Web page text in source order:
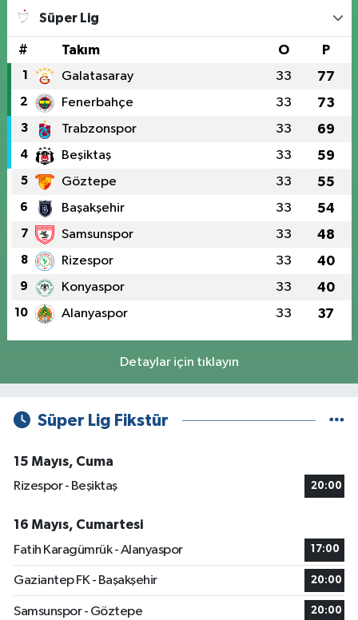
Süper Lig
# Takım O P
1 Galatasaray 33 77
2 Fenerbahçe 33 73
3 Trabzonspor 33 69
4 Beşiktaş 33 59
5 Göztepe 33 55
6 Başakşehir 33 54
7 Samsunspor 33 48
8 Rizespor 33 40
9 Konyaspor 33 40
10 Alanyaspor 33 37
Detaylar için tıklayın
Süper Lig Fikstür
15 Mayıs, Cuma
Rizespor - Beşiktaş
20:00
16 Mayıs, Cumartesi
Fatih Karagümrük - Alanyaspor
17:00
Gaziantep FK - Başakşehir 20:00
Samsunspor - Göztepe 20:00